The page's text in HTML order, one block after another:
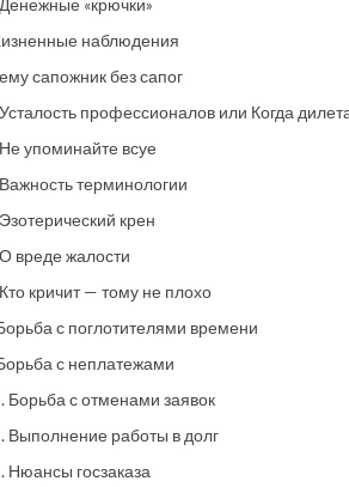
наблюдения
сапожник без сапог
профессионалов или Когда
упоминайте всуе
терминологии
крен
вреде жалости
кричит — тому не плохо
с поглотителями времени
с неплатежами
Борьба с отменами заявок
Выполнение работы в долг
Нюансы госзаказа